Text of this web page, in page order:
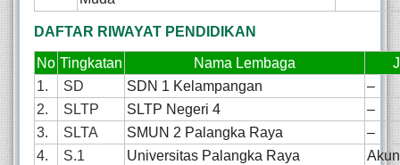
DAFTAR RIWAYAT PENDIDIKAN
No Tingkatan Nama Lembaga
1.
SD SDN 1 Kelampangan
–
2.
SLTP SLTP Negeri 4
–
3.
SLTA SMUN 2 Palangka Raya
–
4.
S.1 Universitas Palangka Raya